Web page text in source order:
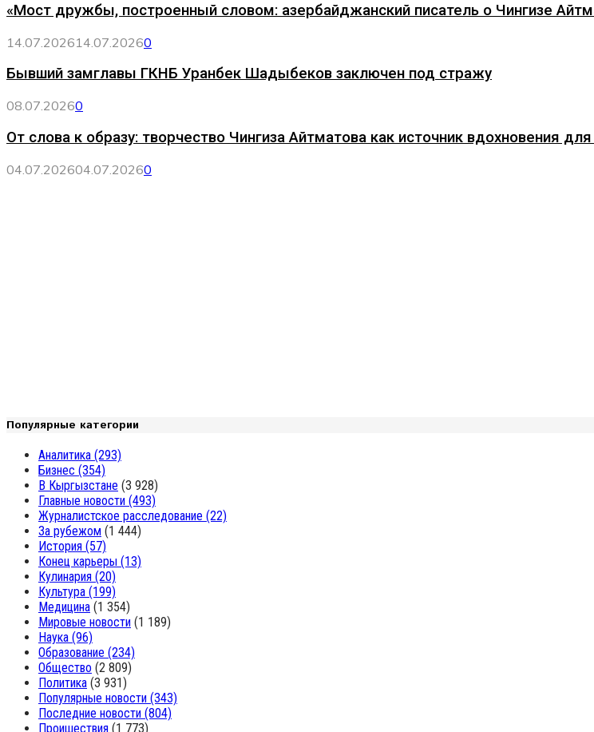
«Мост дружбы, построенный словом: азербайджанский писатель о Чингизе
14.07.202614.07.20260
Бывший замглавы ГКНБ Уранбек Шадыбеков заключен под стражу
08.07.20260
От слова к образу: творчество Чингиза Айтматова как источник вдохновения
04.07.202604.07.20260
Популярные категории
Аналитика (293)
Бизнес (354)
В Кыргызстане (3 928)
Главные новости (493)
Журналистское расследование (22)
За рубежом (1 444)
История (57)
Конец карьеры (13)
Кулинария (20)
Культура (199)
Медицина (1 354)
Мировые новости (1 189)
Наука (96)
Образование (234)
Общество (2 809)
Политика (3 931)
Популярные новости (343)
Последние новости (804)
Проишествия (1 773)